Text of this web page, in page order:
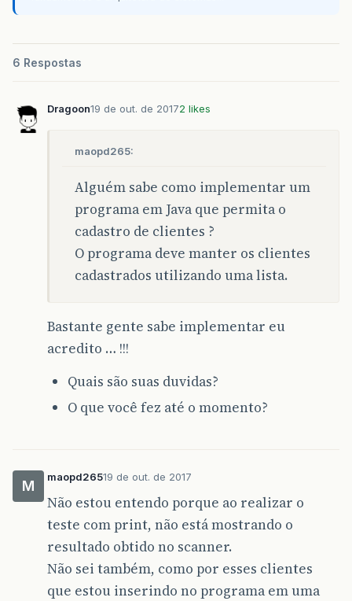
6 Respostas
Dragoon19 de out. de 20172 likes
maopd265:
Alguém sabe como implementar um
programa em Java que permita o
cadastro de clientes ?
O programa deve manter os clientes
cadastrados utilizando uma lista.
Bastante gente sabe implementar eu
acredito … !!!
Quais são suas duvidas?
O que você fez até o momento?
M
maopd26519 de out. de 2017
Não estou entendo porque ao realizar o
teste com print, não está mostrando o
resultado obtido no scanner.
Não sei também, como por esses clientes
que estou inserindo no programa em uma